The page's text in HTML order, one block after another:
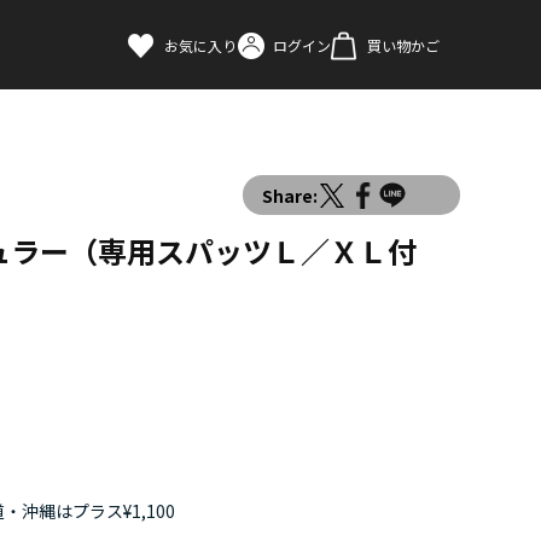
お気に入り ログイン 買い物かご
Share:
ー（専用スパッツＬ／ＸＬ付
沖縄はプラス¥1,100